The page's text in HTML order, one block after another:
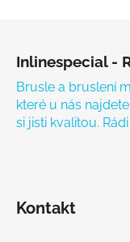
Inlinespecial -
Brusle a bruslení
které u nás
si jisti kvalitou.
Kontakt